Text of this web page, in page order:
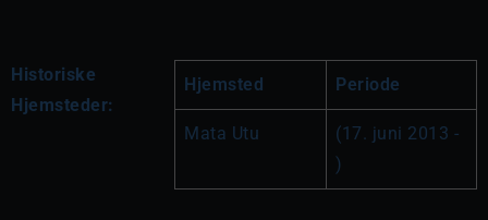
Historiske
Hjemsteder:
Hjemsted Periode
Mata Utu
(17. juni 2013 -
)